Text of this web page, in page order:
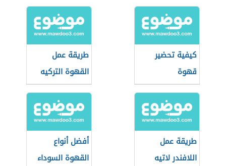
كيفية تحضير
قهوة
طريقة عمل
القهوة التركيه
بالحليب
طريقة عمل
اللافندر لاتيه
أفضل أنواع
القهوة السوداء